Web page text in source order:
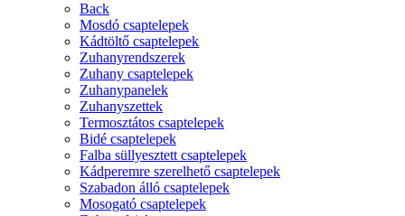
Back
Mosdó csaptelepek
Kádtöltő csaptelepek
Zuhanyrendszerek
Zuhany csaptelepek
Zuhanypanelek
Zuhanyszettek
Termosztátos csaptelepek
Bidé csaptelepek
Falba süllyesztett csaptelepek
Kádperemre szerelhető csaptelepek
Szabadon álló csaptelepek
Mosogató csaptelepek